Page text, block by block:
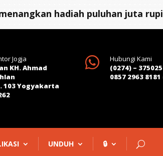
hadiah puluhan juta
Jogja
KH. Ahmad
103 Yogyakarta

Hubungi Kami
(0274) – 375025
0857 2963
UNDUH 🔒